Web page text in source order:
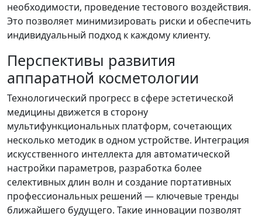
необходимости, проведение тестового воздействия.
Это позволяет минимизировать риски и обеспечить
индивидуальный подход к каждому клиенту.
Перспективы развития
аппаратной косметологии
Технологический прогресс в сфере эстетической
медицины движется в сторону
мультифункциональных платформ, сочетающих
несколько методик в одном устройстве. Интеграция
искусственного интеллекта для автоматической
настройки параметров, разработка более
селективных длин волн и создание портативных
профессиональных решений — ключевые тренды
ближайшего будущего. Такие инновации позволят